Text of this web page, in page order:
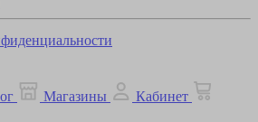
Магазины
Кабинет